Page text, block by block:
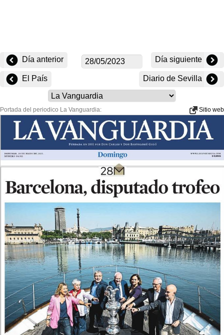
Día anterior Día siguiente
El País Diario de Sevilla
Portada del periodico La Vanguardia: Sitio web